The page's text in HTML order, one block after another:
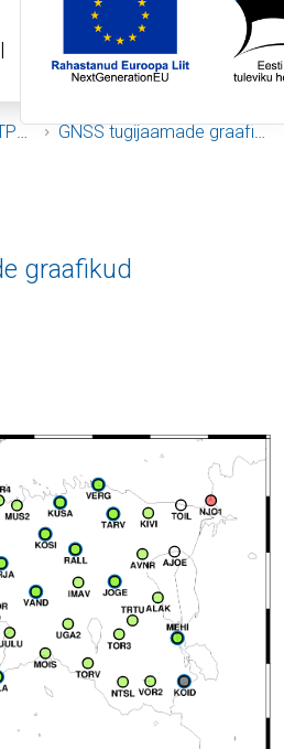
GNSS tugijaamade graafikud
graafikud